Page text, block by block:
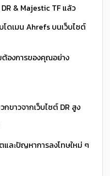
& Majestic TF แล้ว
ดเมน Ahrefs บนเว็บไซต์
องการของคุณอย่าง
ขาวจากเว็บไซต์ DR สูง
ละปัญหาการลงโทษใหม่ ๆ